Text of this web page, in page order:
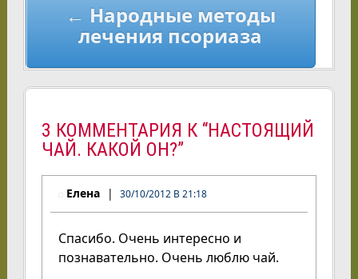
← Народные методы
лечения псориаза
3 КОММЕНТАРИЯ К “НАСТОЯЩИЙ
ЧАЙ. КАКОЙ ОН?”
Елена 30/10/2012 В 21:18
Спасибо. Очень интересно и
познавательно. Очень люблю чай.